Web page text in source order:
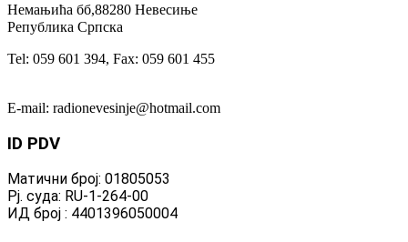
Немањића бб,88280 Невесиње
Република Српска
Tel: 059 601 394, Fax: 059 601 455
E-mail: radionevesinje@hotmail.com
ID PDV
Матични број: 01805053
Рј. суда: RU-1-264-00
ИД број : 4401396050004